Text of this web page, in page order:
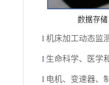
l 机床加工动态监
l 生命科学、医学
l 电机、变速器、